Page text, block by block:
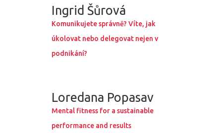
Ingrid Šůrová
Komunikujete správně? Víte, jak
úkolovat nebo delegovat nejen v
podnikání?
Loredana Popasav
Mental fitness for a sustainable
performance and results
Program 27.3.